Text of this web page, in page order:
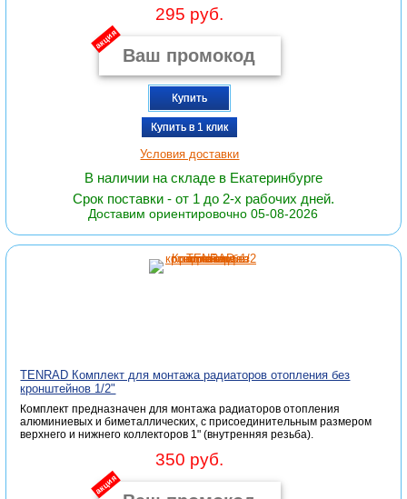
295 руб.
акция
Купить
Купить в 1 клик
Условия доставки
В наличии на складе в Екатеринбурге
Срок поставки - от 1 до 2-х рабочих дней.
Доставим ориентировочно 05-08-2026
TENRAD Комплект для монтажа радиаторов отопления без
кронштейнов 1/2"
Комплект предназначен для монтажа радиаторов отопления
алюминиевых и биметаллических, с присоединительным размером
верхнего и нижнего коллекторов 1" (внутренняя резьба).
350 руб.
акция